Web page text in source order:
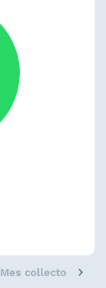
Mes collectors